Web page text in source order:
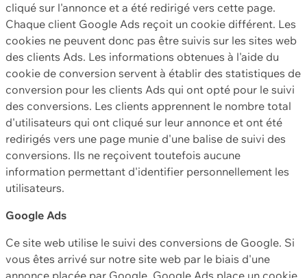
cliqué sur l'annonce et a été redirigé vers cette page.
Chaque client Google Ads reçoit un cookie différent. Les
cookies ne peuvent donc pas être suivis sur les sites web
des clients Ads. Les informations obtenues à l'aide du
cookie de conversion servent à établir des statistiques de
conversion pour les clients Ads qui ont opté pour le suivi
des conversions. Les clients apprennent le nombre total
d'utilisateurs qui ont cliqué sur leur annonce et ont été
redirigés vers une page munie d'une balise de suivi des
conversions. Ils ne reçoivent toutefois aucune
information permettant d'identifier personnellement les
utilisateurs.
Google Ads
Ce site web utilise le suivi des conversions de Google. Si
vous êtes arrivé sur notre site web par le biais d'une